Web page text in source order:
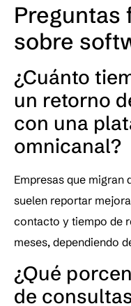
Preguntas
sobre
¿Cuánto
un retorno
con una
omnicanal?
Empresas que migran
suelen reportar
contacto y tiempo de
meses, dependiendo
¿Qué
de